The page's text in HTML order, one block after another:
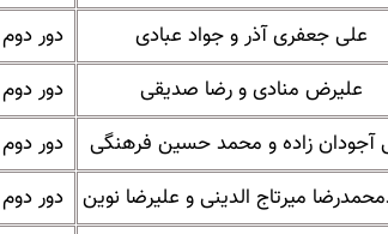
علی جعفری آذر و جواد عبادی
دور دوم
علیرض منادی و رضا صدیقی
دور دوم
آجودان زاده و محمد حسین فرهنگی
دور دوم
میرتاج الدینی و علیرضا نوین
دور دوم